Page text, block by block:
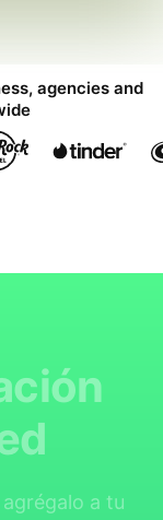
agencies and
a tu